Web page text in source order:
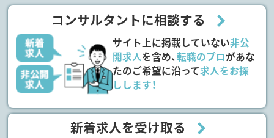
コンサルタントに相談する
サイト上に掲載していない非公
開求人を含め、転職のプロがあな
たのご希望に沿って求人をお探
しします！
新着求人を受け取る